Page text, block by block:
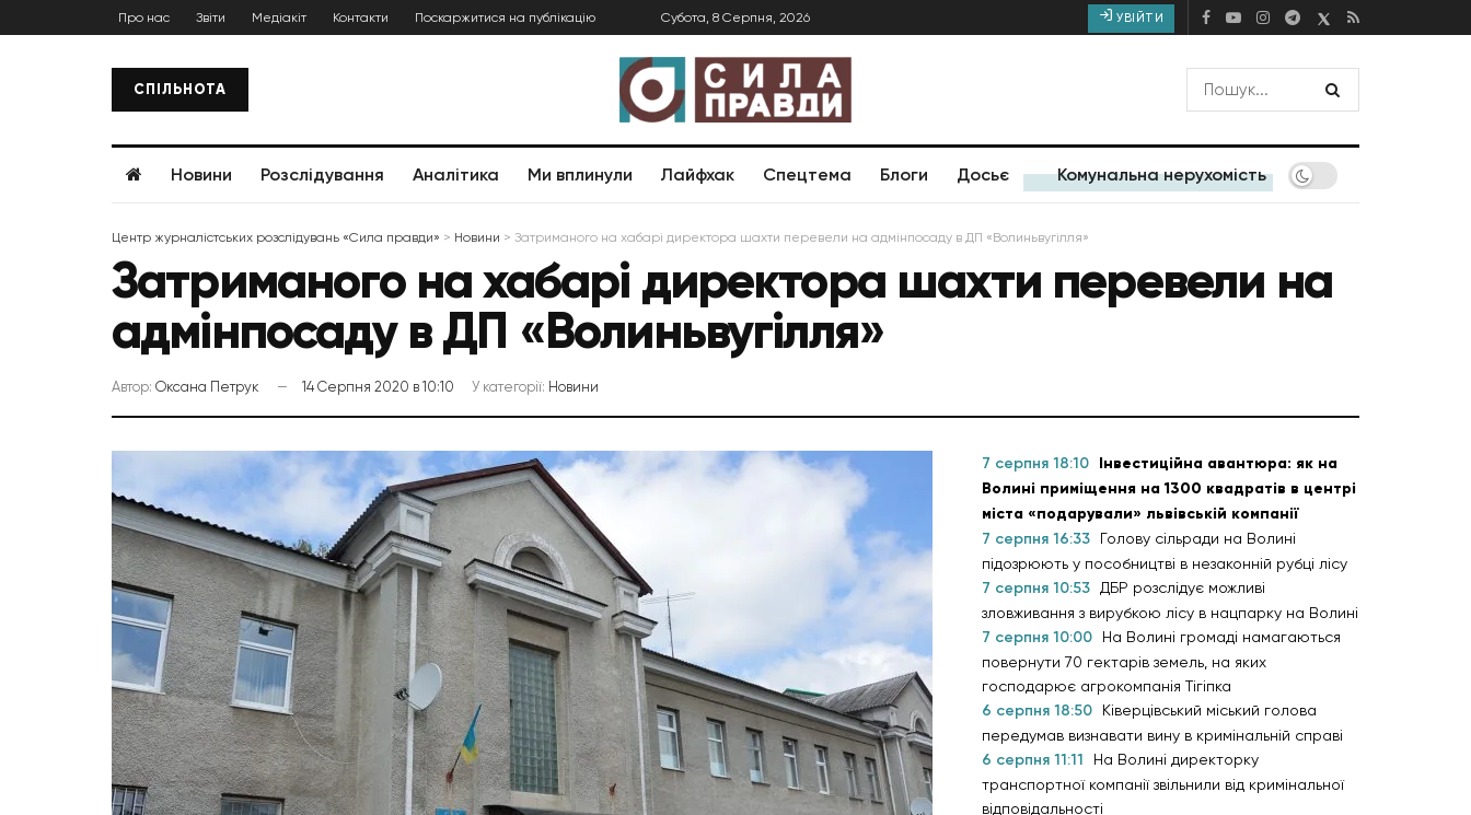
Про нас Звіти Медіакіт Контакти Поскаржитися на публікацію Субота, 8 Серпня, 2026 УВІЙТИ
СПІЛЬНОТА
Новини Розслідування Аналітика Ми вплинули Лайфхак Спецтема Блоги Досьє Комунальна нерухомість
Центр журналістських розслідувань «Сила правди» > Новини > Затриманого на хабарі директора шахти перевели на адмінпосаду в ДП «Волиньвугілля»
Затриманого на хабарі директора шахти перевели на
адмінпосаду в ДП «Волиньвугілля»
Автор: Оксана Петрук 14 Серпня 2020 в 10:10 У категорії: Новини
7 серпня 18:10 Інвестиційна авантюра: як на
Волині приміщення на 1300 квадратів в центрі
міста «подарували» львівській компанії
7 серпня 16:33
Голову сільради на Волині
підозрюють у пособництві в незаконній рубці лісу
7 серпня 10:53 ДБР розслідує можливі
зловживання з вирубкою лісу в нацпарку на Волині
7 серпня 10:00
На Волині громаді намагаються
повернути 70 гектарів земель, на яких
господарює агрокомпанія Тігіпка
6 серпня 18:50
Ківерцівський міський голова
передумав визнавати вину в кримінальній справі
6 серпня 11:11
На Волині директорку
транспортної компанії звільнили від кримінальної
відповідальності